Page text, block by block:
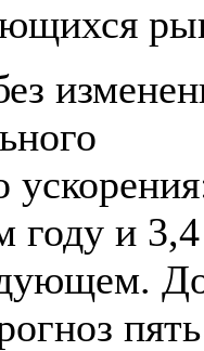
году и 3,4
пять